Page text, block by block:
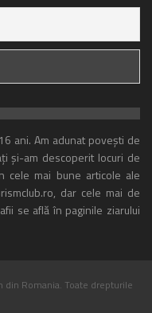
ani. Am adunat povești de
și-am descoperit locuri de
cele mai bune articole ale
dar cele mai de
se află în paginile ziarului
din Romania. Toate drepturile